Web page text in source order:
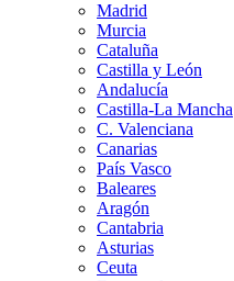
Madrid
Murcia
Cataluña
Castilla y León
Andalucía
Castilla-La Mancha
C. Valenciana
Canarias
País Vasco
Baleares
Aragón
Cantabria
Asturias
Ceuta